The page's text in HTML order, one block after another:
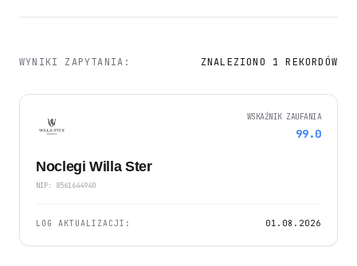
WYNIKI ZAPYTANIA: ZNALEZIONO 1 REKORDÓW
WSKAŹNIK ZAUFANIA
99.0
Noclegi Willa Ster
NIP: 8561644940
LOG AKTUALIZACJI: 01.08.2026